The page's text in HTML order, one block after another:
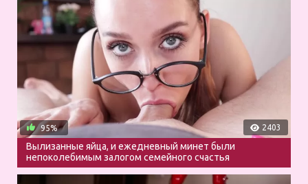
2403
95%
Вылизанные яйца, и ежедневный минет были
непоколебимым залогом семейного счастья